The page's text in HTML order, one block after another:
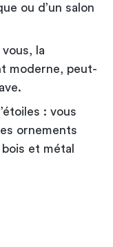
ou d’un salon
la
moderne, peut-
: vous
ornements
et métal